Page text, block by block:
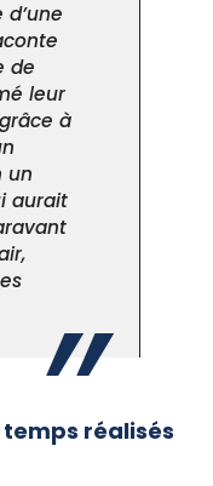
de
leur
à
un
aurait
réalisés